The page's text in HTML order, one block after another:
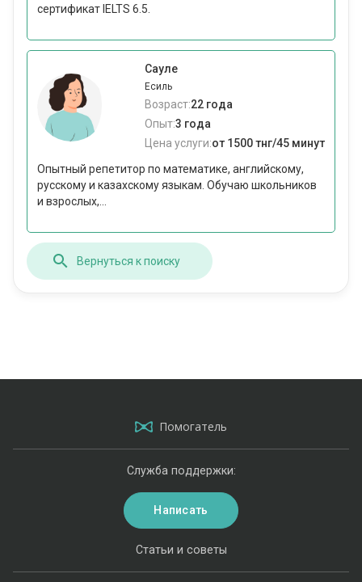
сертификат IELTS 6.5.
Сауле
Есиль
Возраст:22 года
Опыт:3 года
Цена услуги:от 1500 тнг/45 минут
Опытный репетитор по математике, английскому,
русскому и казахскому языкам. Обучаю школьников
и взрослых,...
Вернуться к поиску
Помогатель
Статьи и советы
Служба поддержки:
Написать